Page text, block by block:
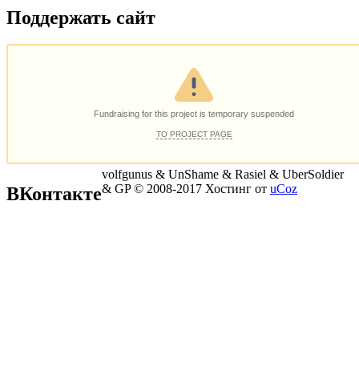
Поддержать сайт
ВКонтакте
volfgunus & UnShame & Rasiel & UberSoldier
& GP © 2008-2017 Хостинг от uCoz